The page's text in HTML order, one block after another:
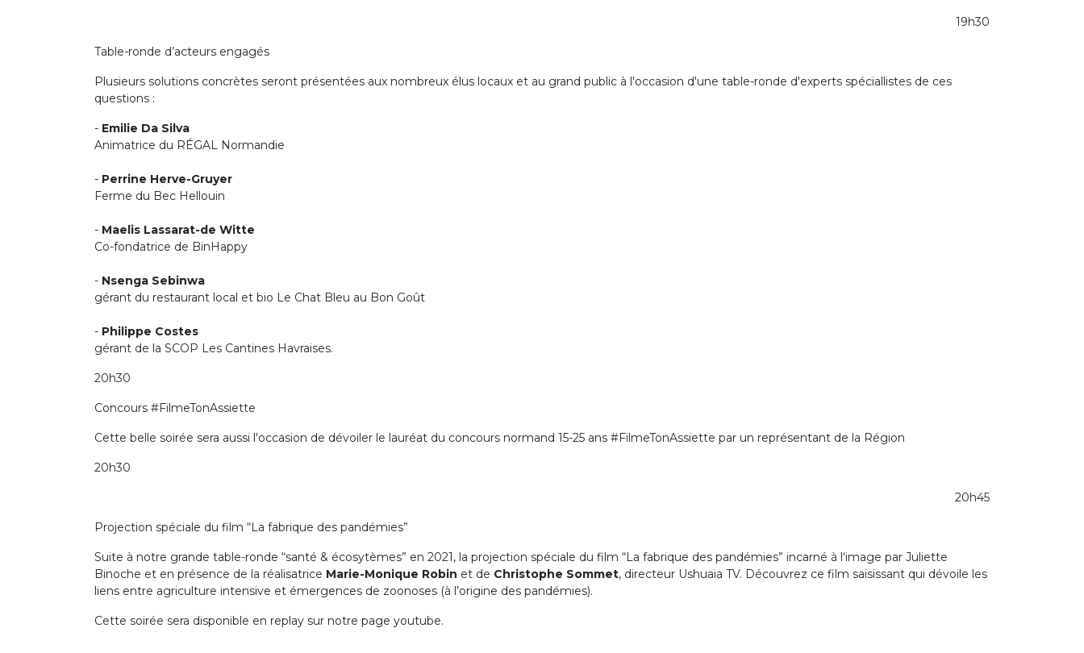
19h30
Table-ronde d’acteurs engagés
Plusieurs solutions concrètes seront présentées aux nombreux élus locaux et au grand public à l'occasion d'une table-ronde d'experts spéciallistes de ces
questions :
- Emilie Da Silva
Animatrice du RÉGAL Normandie
- Perrine Herve-Gruyer
Ferme du Bec Hellouin
- Maelis Lassarat-de Witte
Co-fondatrice de BinHappy
- Nsenga Sebinwa
gérant du restaurant local et bio Le Chat Bleu au Bon Goût
- Philippe Costes
gérant de la SCOP Les Cantines Havraises.
20h30
Concours #FilmeTonAssiette
Cette belle soirée sera aussi l'occasion de dévoiler le lauréat du concours normand 15-25 ans #FilmeTonAssiette par un représentant de la Région
20h30
20h45
Projection spéciale du film “La fabrique des pandémies”
Suite à notre grande table-ronde “santé & écosytèmes” en 2021, la projection spéciale du film “La fabrique des pandémies” incarné à l‘image par Juliette
Binoche et en présence de la réalisatrice Marie-Monique Robin et de Christophe Sommet, directeur Ushuaia TV. Découvrez ce film saisissant qui dévoile les
liens entre agriculture intensive et émergences de zoonoses (à l’origine des pandémies).
Cette soirée sera disponible en replay sur notre page youtube.